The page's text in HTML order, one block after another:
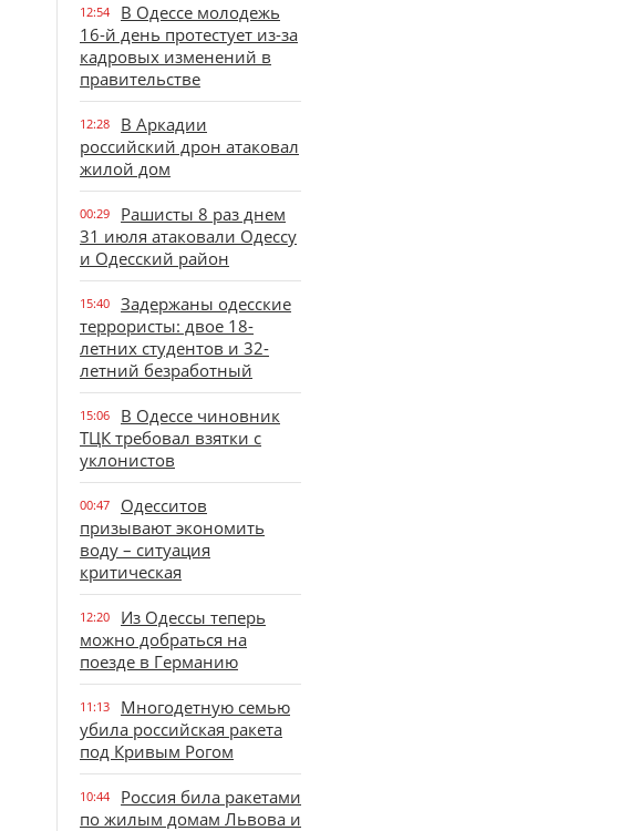
12:54
В Одессе молодежь
16-й день протестует из-за
кадровых изменений в
правительстве
12:28
В Аркадии
российский дрон атаковал
жилой дом
00:29
Рашисты 8 раз днем
31 июля атаковали Одессу
и Одесский район
15:40
Задержаны одесские
террористы: двое 18-
летних студентов и 32-
летний безработный
15:06
В Одессе чиновник
ТЦК требовал взятки с
уклонистов
00:47
Одесситов
призывают экономить
воду – ситуация
критическая
12:20
Из Одессы теперь
можно добраться на
поезде в Германию
11:13
Многодетную семью
убила российская ракета
под Кривым Рогом
10:44
Россия била ракетами
по жилым домам Львова и